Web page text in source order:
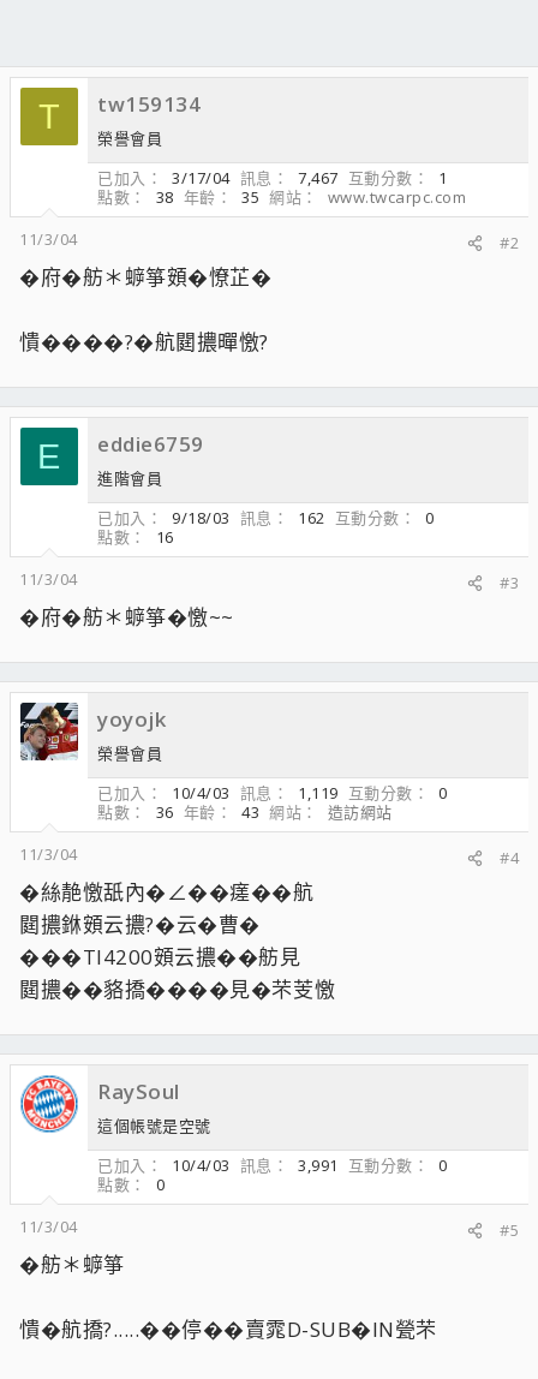
T tw159134
榮譽會員
已加入
3/17/04 訊息 7,467 互動分數
1
點數
38 年齡 35 網站
www.twcarpc.com
11/3/04
#2
�府�舫＊蝷箏頞�憭芷�
憒����?�航閮擃暺憿?
E eddie6759
進階會員
已加入
9/18/03 訊息 162 互動分數
0
點數
16
11/3/04
#3
�府�舫＊蝷箏�憿~~
yoyojk
榮譽會員
已加入
10/4/03 訊息 1,119 互動分數
0
點數
36 年齡 43 網站
造訪網站
11/3/04
#4
�絲靘憿舐內�∠��瘥��航
閮擃銝頞云擃?�云�曹�
���TI4200頞云擃��舫見
閮擃��貉撟����見�芣芰憿
RaySoul
這個帳號是空號
已加入
10/4/03 訊息 3,991 互動分數
0
點數
0
11/3/04
#5
�舫＊蝷箏
憒�航撟?.....��停��賣雿D-SUB�IN甇芣